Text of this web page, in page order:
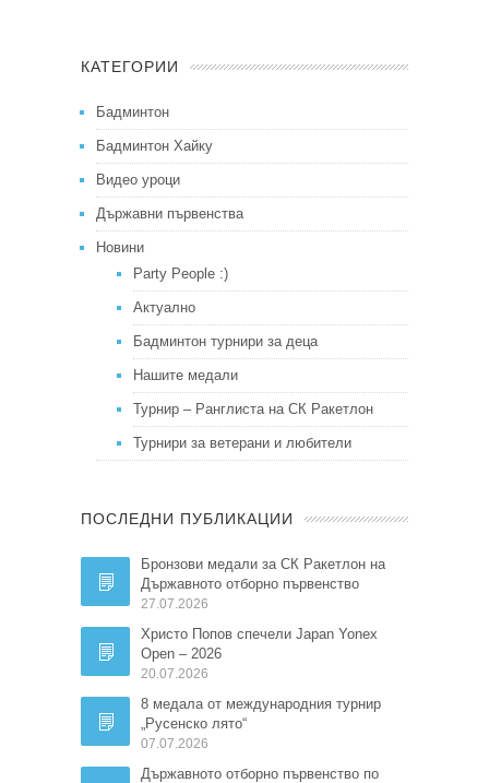
КАТЕГОРИИ
Бадминтон
Бадминтон Хайку
Видео уроци
Държавни първенства
Новини
Party People :)
Актуално
Бадминтон турнири за деца
Нашите медали
Турнир – Ранглиста на СК Ракетлон
Турнири за ветерани и любители
ПОСЛЕДНИ ПУБЛИКАЦИИ
Бронзови медали за СК Ракетлон на
Държавното отборно първенство
27.07.2026
Христо Попов спечели Japan Yonex
Open – 2026
20.07.2026
8 медала от международния турнир
„Русенско лято“
07.07.2026
Държавното отборно първенство по